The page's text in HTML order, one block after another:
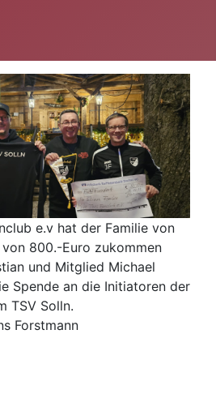
e.v hat der Familie von
800.-Euro zukommen
und Mitglied Michael
Spende an die Initiatoren der
TSV Solln.
Forstmann